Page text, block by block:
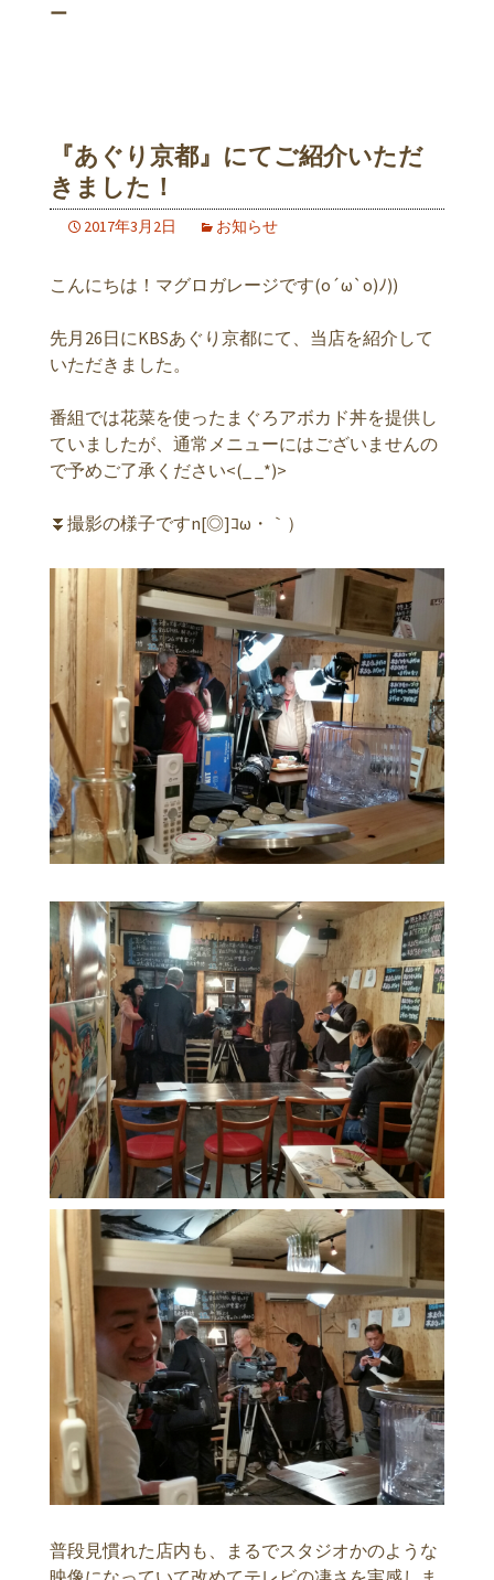
ー
『あぐり京都』にてご紹介いただ
きました！
2017年3月2日 お知らせ
こんにちは！マグロガレージです(o´ω`o)ﾉ))
先月26日にKBSあぐり京都にて、当店を紹介して
いただきました。
番組では花菜を使ったまぐろアボカド丼を提供し
ていましたが、通常メニューにはございませんの
で予めご了承ください<(_ _*)>
⏬撮影の様子ですn[◎]ｺω・｀）
普段見慣れた店内も、まるでスタジオかのような